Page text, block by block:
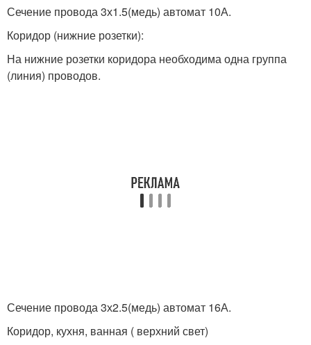
Сечение провода 3х1.5(медь) автомат 10А.
Коридор (нижние розетки):
На нижние розетки коридора необходима одна группа
(линия) проводов.
Сечение провода 3х2.5(медь) автомат 16А.
Коридор, кухня, ванная ( верхний свет)